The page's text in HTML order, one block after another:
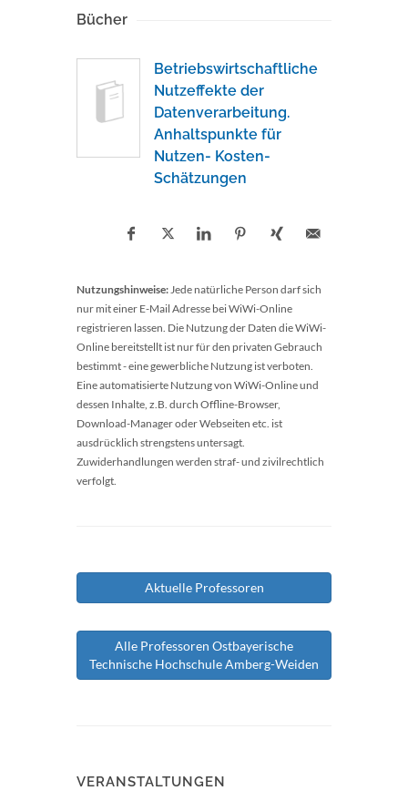
Bücher
Betriebswirtschaftliche
Nutzeffekte der
Datenverarbeitung.
Anhaltspunkte für
Nutzen- Kosten-
Schätzungen
Nutzungshinweise:Jede natürliche Person darf sich
nur mit einer E-Mail Adresse bei WiWi-Online
registrieren lassen. Die Nutzung der Daten die WiWi-
Online bereitstellt ist nur für den privaten Gebrauch
bestimmt - eine gewerbliche Nutzung ist verboten.
Eine automatisierte Nutzung von WiWi-Online und
dessen Inhalte, z.B. durch Offline-Browser,
Download-Manager oder Webseiten etc. ist
ausdrücklich strengstens untersagt.
Zuwiderhandlungen werden straf- und zivilrechtlich
verfolgt.
Aktuelle Professoren
Alle Professoren Ostbayerische
Technische Hochschule Amberg-Weiden
VERANSTALTUNGEN